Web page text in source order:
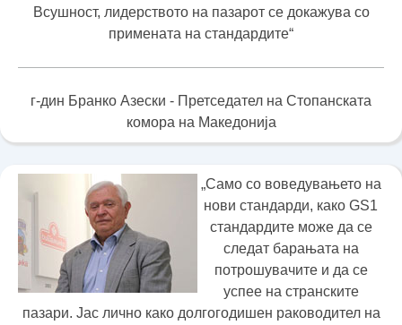
Всушност, лидерството на пазарот се докажува со
примената на стандардите“
г-дин Бранко Азески - Претседател на Стопанската
комора на Македонија
„Само со воведувањето на
нови стандарди, како GS1
стандардите може да се
следат барањата на
потрошувачите и да се
успее на странските
пазари. Јас лично како долгогодишен раководител на